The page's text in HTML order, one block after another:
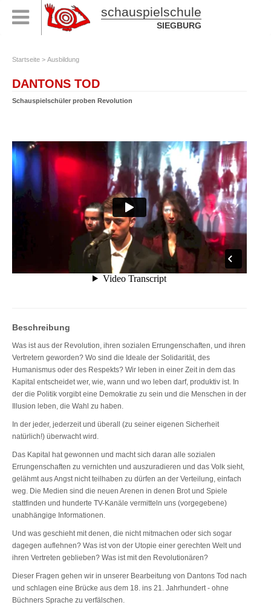
schauspielschule
SIEGBURG
Startseite > Ausbildung
DANTONS TOD
Schauspielschüler proben Revolution
Beschreibung
Was ist aus der Revolution, ihren sozialen Errungenschaften, und ihren
Vertretern geworden? Wo sind die Ideale der Solidarität, des
Humanismus oder des Respekts? Wir leben in einer Zeit in dem das
Kapital entscheidet wer, wie, wann und wo leben darf, produktiv ist. In
der die Politik vorgibt eine Demokratie zu sein und die Menschen in der
Illusion leben, die Wahl zu haben.
In der jeder, jederzeit und überall (zu seiner eigenen Sicherheit
natürlich!) überwacht wird.
Das Kapital hat gewonnen und macht sich daran alle sozialen
Errungenschaften zu vernichten und auszuradieren und das Volk sieht,
gelähmt aus Angst nicht teilhaben zu dürfen an der Verteilung, einfach
weg. Die Medien sind die neuen Arenen in denen Brot und Spiele
stattfinden und hunderte TV-Kanäle vermitteln uns (vorgegebene)
unabhängige Informationen.
Und was geschieht mit denen, die nicht mitmachen oder sich sogar
dagegen auflehnen? Was ist von der Utopie einer gerechten Welt und
ihren Vertreten geblieben? Was ist mit den Revolutionären?
Dieser Fragen gehen wir in unserer Bearbeitung von Dantons Tod nach
und schlagen eine Brücke aus dem 18. ins 21. Jahrhundert - ohne
Büchners Sprache zu verfälschen.